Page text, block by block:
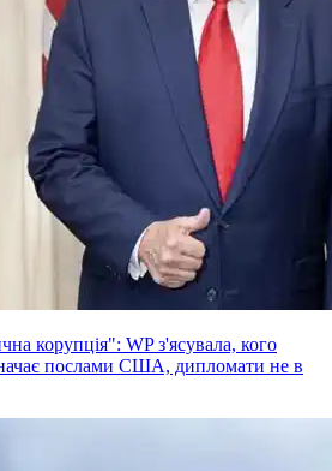
корупція": WP з'ясувала, кого
послами США, дипломати не в